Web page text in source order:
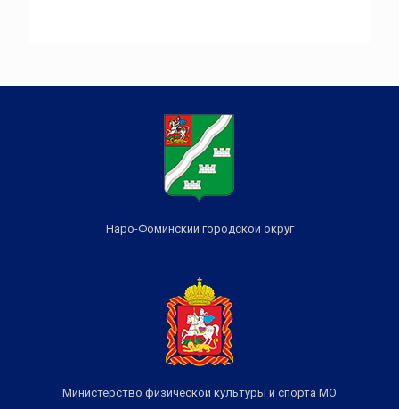
Наро-Фоминский городской округ
Министерство физической культуры и спорта МО